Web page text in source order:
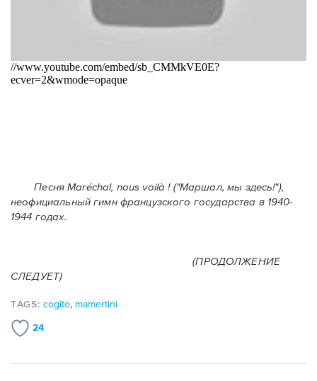
Песня Maréchal, nous voilà ! ("Маршал, мы здесь!"),
неофициальный гимн французского государства в 1940-
1944 годах.
(ПРОДОЛЖЕНИЕ
СЛЕДУЕТ)
TAGS:cogito, mamertini
24